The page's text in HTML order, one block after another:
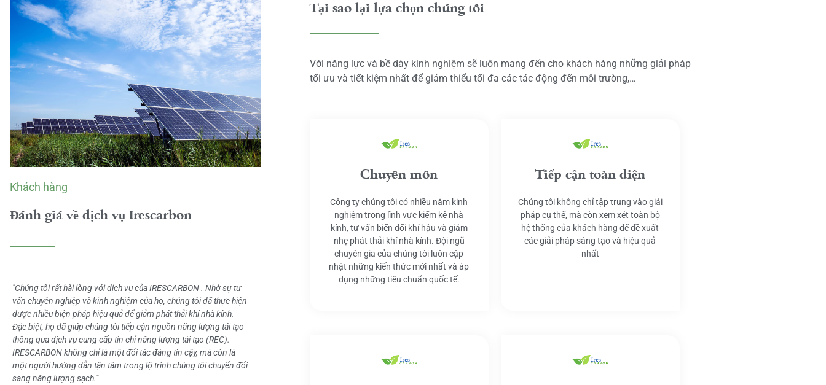
Khách hàng
Đánh giá về dịch vụ Irescarbon
"Chúng tôi rất hài lòng với dịch vụ của IRESCARBON . Nhờ sự tư
vấn chuyên nghiệp và kinh nghiệm của họ, chúng tôi đã thực hiện
được nhiều biện pháp hiệu quả để giảm phát thải khí nhà kính.
Đặc biệt, họ đã giúp chúng tôi tiếp cận nguồn năng lượng tái tạo
thông qua dịch vụ cung cấp tín chỉ năng lượng tái tạo (REC).
IRESCARBON không chỉ là một đối tác đáng tin cậy, mà còn là
một người hướng dẫn tận tâm trong lộ trình chúng tôi chuyển đổi
sang năng lượng sạch."
Tại sao lại lựa chọn chúng tôi
Với năng lực và bề dày kinh nghiệm sẽ luôn mang đến cho khách hàng những giải pháp
tối ưu và tiết kiệm nhất để giảm thiểu tối đa các tác động đến môi trường,…
Chuyên môn
Công ty chúng tôi có nhiều năm kinh
nghiệm trong lĩnh vực kiểm kê nhà
kính, tư vấn biến đổi khí hậu và giảm
nhẹ phát thải khí nhà kính. Đội ngũ
chuyên gia của chúng tôi luôn cập
nhật những kiến thức mới nhất và áp
dụng những tiêu chuẩn quốc tế.
Tiếp cận toàn diện
Chúng tôi không chỉ tập trung vào giải
pháp cụ thể, mà còn xem xét toàn bộ
hệ thống của khách hàng để đề xuất
các giải pháp sáng tạo và hiệu quả
nhất